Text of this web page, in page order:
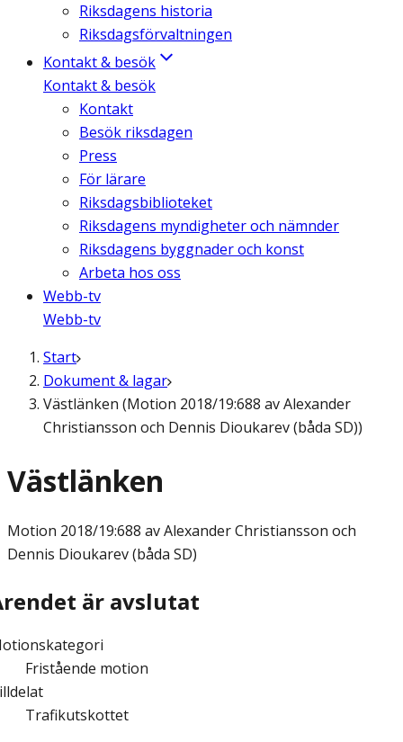
Riksdagens historia
Riksdagsförvaltningen
Kontakt & besök
Kontakt & besök
Kontakt
Besök riksdagen
Press
För lärare
Riksdagsbiblioteket
Riksdagens myndigheter och nämnder
Riksdagens byggnader och konst
Arbeta hos oss
Webb-tv
Webb-tv
Start
Dokument & lagar
Västlänken (Motion 2018/19:688 av Alexander
Christiansson och Dennis Dioukarev (båda SD))
Västlänken
Motion 2018/19:688 av Alexander Christiansson och
Dennis Dioukarev (båda SD)
är avslutat
Fristående motion
Trafikutskottet